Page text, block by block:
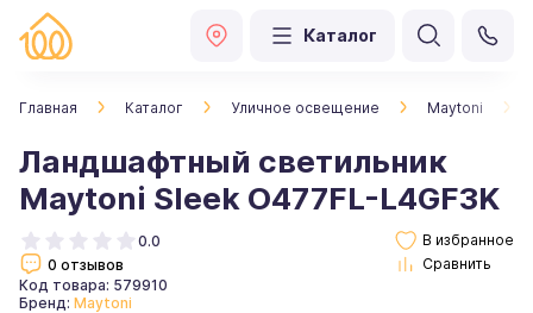
Каталог
Главная Каталог Уличное освещение Maytoni
Ландшафтный светильник
Maytoni Sleek O477FL-L4GF3K
0.0
0 отзывов
Код товара: 579910
Бренд: Maytoni